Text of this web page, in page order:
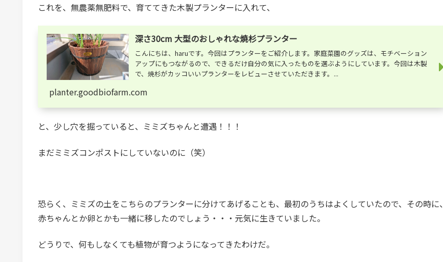
これを、無農薬無肥料で、育ててきた木製プランターに入れて、
深さ30cm 大型のおしゃれな焼杉プランター
こんにちは、haruです。今回はプランターをご紹介します。家庭菜園のグッズは、モチベーション
アップにもつながるので、できるだけ自分の気に入ったものを選ぶようにしています。今回は木製
で、焼杉がカッコいいプランターをレビューさせていただきます。...
planter.goodbiofarm.com
と、少し穴を掘っていると、ミミズちゃんと遭遇！！！
まだミミズコンポストにしていないのに（笑）
恐らく、ミミズの土をこちらのプランターに分けてあげることも、最初のうちはよくしていたので、その時に、
赤ちゃんとか卵とかも一緒に移したのでしょう・・・元気に生きていました。
どうりで、何もしなくても植物が育つようになってきたわけだ。